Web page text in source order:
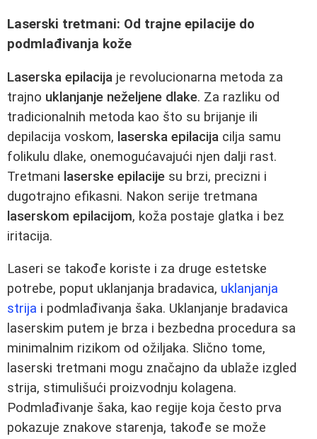
Laserski tretmani: Od trajne epilacije do
podmlađivanja kože
Laserska epilacija je revolucionarna metoda za
trajno uklanjanje neželjene dlake. Za razliku od
tradicionalnih metoda kao što su brijanje ili
depilacija voskom, laserska epilacija cilja samu
folikulu dlake, onemogućavajući njen dalji rast.
Tretmani laserske epilacije su brzi, precizni i
dugotrajno efikasni. Nakon serije tretmana
laserskom epilacijom, koža postaje glatka i bez
iritacija.
Laseri se takođe koriste i za druge estetske
potrebe, poput uklanjanja bradavica, uklanjanja
strija i podmlađivanja šaka. Uklanjanje bradavica
laserskim putem je brza i bezbedna procedura sa
minimalnim rizikom od ožiljaka. Slično tome,
laserski tretmani mogu značajno da ublaže izgled
strija, stimulišući proizvodnju kolagena.
Podmlađivanje šaka, kao regije koja često prva
pokazuje znakove starenja, takođe se može